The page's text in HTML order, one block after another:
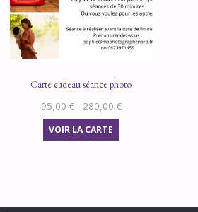
Carte cadeau séance photo
95,00 €- 280,00 €
VOIR LA CARTE